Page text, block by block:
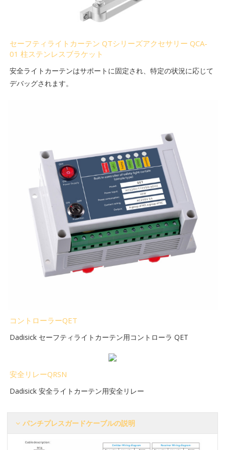
セーフティライトカーテン QTシリーズアクセサリー QCA-
01 柱ステンレスブラケット
安全ライトカーテンはサポートに固定され、特定の状況に応じて
デバッグされます。
コントローラーQET
Dadisick セーフティライトカーテン用コントローラ QET
安全リレーQRSN
Dadisick 安全ライトカーテン用安全リレー
パンチプレスガードケーブルの説明